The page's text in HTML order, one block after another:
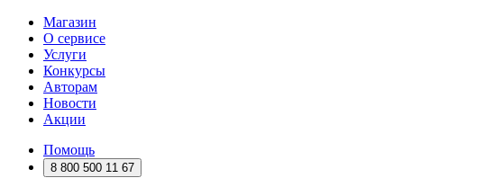
Магазин
О сервисе
Услуги
Конкурсы
Авторам
Новости
Акции
Помощь
8 800 500 11 67